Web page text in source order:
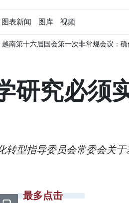
图表新闻 图库 视频
国会第一次非常规会议：确保2027年
研究必须
型指导委员会常委会关
最多点击